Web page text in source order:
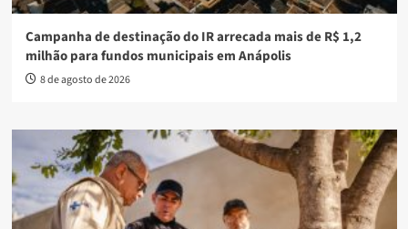
Campanha de destinação do IR arrecada mais de R$ 1,2
milhão para fundos municipais em Anápolis
8 de agosto de 2026